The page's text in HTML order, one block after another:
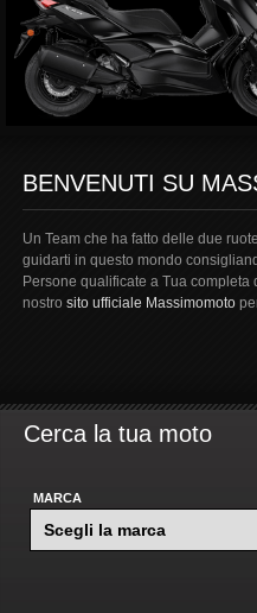
BENVENUTI SU
Un Team che ha fatto delle due
guidarti in questo mondo
Persone qualificate a Tua
nostro sito ufficiale Massimomoto
Cerca la tua moto
MARCA